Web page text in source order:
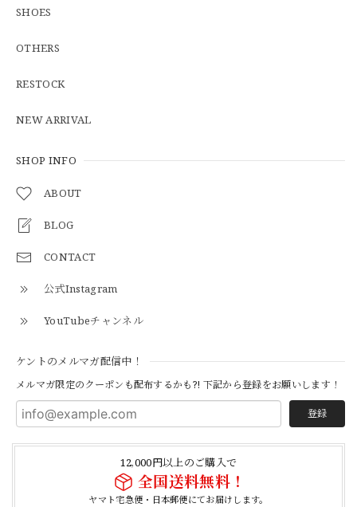
SHOES
OTHERS
RESTOCK
NEW ARRIVAL
SHOP INFO
ABOUT
BLOG
CONTACT
公式Instagram
YouTubeチャンネル
ケントのメルマガ配信中！
メルマガ限定のクーポンも配布するかも?! 下記から登録をお願いします！
登録
12,000円以上のご購入で
全国送料無料！
ヤマト宅急便・日本郵便にてお届けします。
GREEN
とても早く対応頂きありがとうございました。
2026/04/25
【Cooperstown Ball Cap】Made in USA Baseball Cap "1952 BIRMINGHAM BLACK BARONS" 新品 クーパーズタウンボールキャップ バーミングハムブラックバロンズ 6パネル
BLACK
2026/04/21